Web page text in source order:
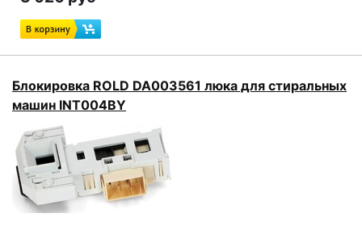
Блокировка ROLD DA003561 люка для стиральных
машин INT004BY